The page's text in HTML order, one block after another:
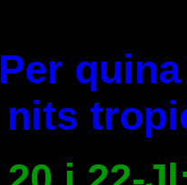
Per
nits